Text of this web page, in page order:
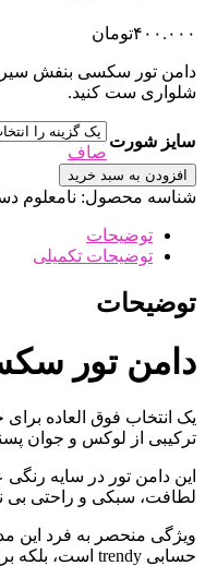
۴۰۰.۰۰۰تومان
شلواری ست کنید.
سایز شورت
صاف
افزودن به سبد خرید
شناسه محصول: نامعلوم
توضیحات
توضیحات تکمیلی
توضیحات
دامن تور
یک انتخاب فوق العاده
ترکیبی از لوکس و جوان
این دامن تور در سایه
لطافت، سبکی و راحتی بی
ویژگی منحصر به فرد این
حسابی trendy است، بلکه برای سایزهای مختلف کاملا مناسب و قابل تنظیم می باشد.